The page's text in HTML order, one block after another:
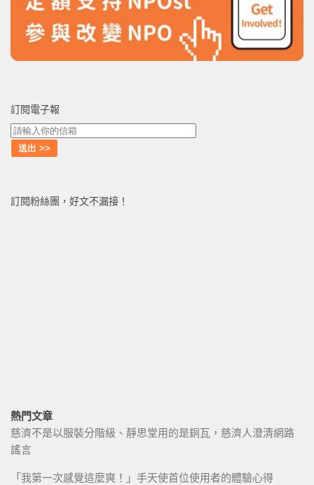
訂閱電子報
訂閱粉絲團，好文不漏接！
熱門文章
慈濟不是以服裝分階級、靜思堂用的是銅瓦，慈濟人澄清網路
謠言
「我第一次感覺這麼爽！」手天使首位使用者的體驗心得